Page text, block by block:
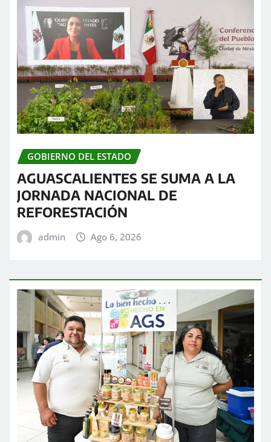
GOBIERNO DEL ESTADO
AGUASCALIENTES SE SUMA A LA
JORNADA NACIONAL DE
REFORESTACIÓN
admin Ago 6, 2026